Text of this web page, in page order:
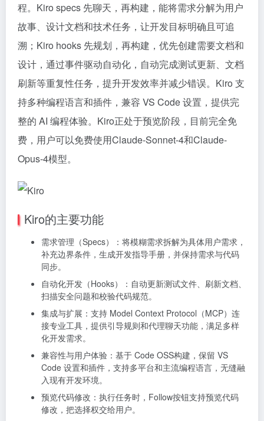
程。Kiro specs 先聊天，再构建，能将需求分解为用户
故事、设计文档和技术任务，让开发目标明确且可追
溯；Kiro hooks 先规划，再构建，优先创建需要文档和
设计，通过事件驱动自动化，自动完成测试更新、文档
刷新等重复性任务，提升开发效率并减少错误。Kiro 支
持多种编程语言和插件，兼容 VS Code 设置，提供完
整的 AI 编程体验。Kiro正处于预览阶段，目前完全免
费，用户可以免费使用Claude-Sonnet-4和Claude-
Opus-4模型。
Kiro的主要功能
需求管理（Specs）：将模糊需求拆解为具体用户需求，
补充边界条件，生成开发指导手册，并保持需求与代码
同步。
自动化开发（Hooks）：自动更新测试文件、刷新文档、
扫描安全问题和校验代码规范。
集成与扩展：支持 Model Context Protocol（MCP）连
接专业工具，提供引导规则和代理聊天功能，满足多样
化开发需求。
兼容性与用户体验：基于 Code OSS构建，保留 VS
Code 设置和插件，支持多平台和主流编程语言，无缝融
入现有开发环境。
预览代码修改：执行任务时，Follow按钮支持预览代码
修改，把选择权交给用户。